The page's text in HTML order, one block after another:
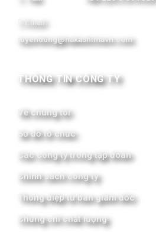
Email:
tuyendung@nakashimavn.com
THÔNG TIN CÔNG TY
Về chúng tôi
Sơ đồ tổ chức
Các công ty trong tập đoàn
Chính sách công ty
Thông điệp từ ban giám đốc
Chứng chỉ chất lượng